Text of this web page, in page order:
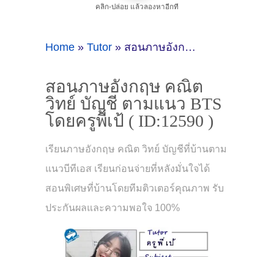
คลิก-ปล่อย แล้วลองหาอีกที
Home » Tutor » สอนภาษอังกฤษ คณิต วิทย์ บัญชี ตามแนว BTS โดยครูพี่เป้ ( ID:12590 )
สอนภาษอังกฤษ คณิต
วิทย์ บัญชี ตามแนว BTS
โดยครูพี่เป้ ( ID:12590 )
เรียนภาษอังกฤษ คณิต วิทย์ บัญชีที่บ้านตาม
แนวบีทีเอส เรียนก่อนจ่ายที่หลังมั่นใจได้
สอนพิเศษที่บ้านโดยทีมติวเตอร์คุณภาพ รับ
ประกันผลและความพอใจ 100%